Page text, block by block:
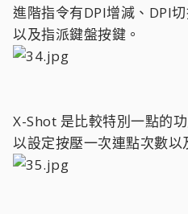
進階指令有DPI增減、DPI
以及指派鍵盤按鍵。
X-Shot 是比較特別一點的
以設定按壓一次連點次數以